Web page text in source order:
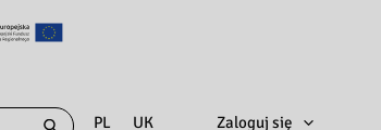
PL UK Zaloguj się